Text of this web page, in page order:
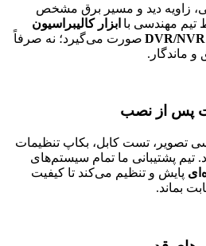
زاویه دید و مسیر برق مشخص
مهندسی با ابزار کالیبراسیون
صورت می‌گیرد؛ نه صرفاً
ماندگار.
پس از نصب
تصویر، تست کابل، بکاپ تنظیمات
تیم پشتیبانی ما تمام سیستم‌های
پایش و تنظیم می‌کند تا کیفیت
بماند.